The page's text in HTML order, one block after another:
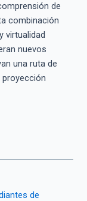
de
combinación
virtualidad
nuevos
una ruta de
de